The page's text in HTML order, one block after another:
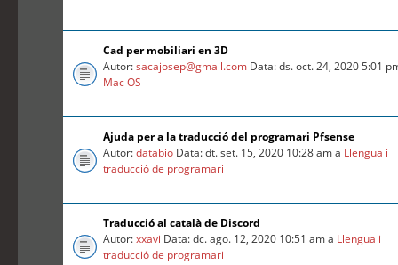
Cad per mobiliari en 3D
Autor:sacajosep@gmail.com Data: ds. oct. 24, 2020 5:01
Mac OS
Ajuda per a la traducció del programari Pfsense
Autor:databio Data: dt. set. 15, 2020 10:28 am a Llengua i
traducció de programari
Traducció al català de Discord
Autor:xxavi Data: dc. ago. 12, 2020 10:51 am a Llengua i
traducció de programari